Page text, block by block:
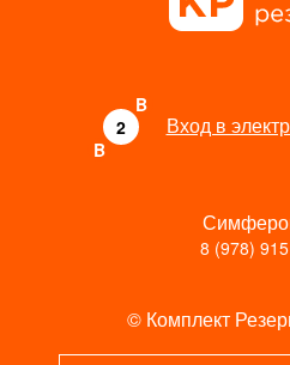
B
2
B
Вход в
8 (978)
© Комплект